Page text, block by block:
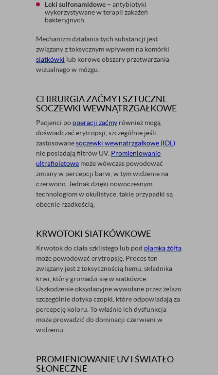
Leki sulfonamidowe – antybiotyki
wykorzystywane w terapii zakażeń
bakteryjnych.
Mechanizm działania tych substancji jest
związany z toksycznym wpływem na komórki
siatkówki lub korowe obszary przetwarzania
wizualnego w mózgu.
CHIRURGIA ZAĆMY I SZTUCZNE
SOCZEWKI WEWNĄTRZGAŁKOWE
Pacjenci pooperacji zaćmy również mogą
doświadczać erytropsji, szczególnie jeśli
zastosowanesoczewki wewnątrzgałkowe (IOL)
nie posiadają filtrów UV. Promieniowanie
ultrafioletowe może wówczas powodować
zmiany w percepcji barw, w tym widzenie na
czerwono. Jednak dzięki nowoczesnym
technologiom w okulistyce, takie przypadki są
obecnie rzadkością.
KRWOTOKI SIATKÓWKOWE
Krwotok do ciała szklistego lub pod plamką żółtą
może powodować erytropsję. Proces ten
związany jest z toksycznością hemu, składnika
krwi, który gromadzi się w siatkówce.
Uszkodzenie oksydacyjne wywołane przez żelazo
szczególnie dotyka czopki, które odpowiadają za
percepcję koloru. To właśnie ich dysfunkcja
może prowadzić do dominacji czerwieni w
widzeniu.
PROMIENIOWANIE UV I ŚWIATŁO
SŁONECZNE